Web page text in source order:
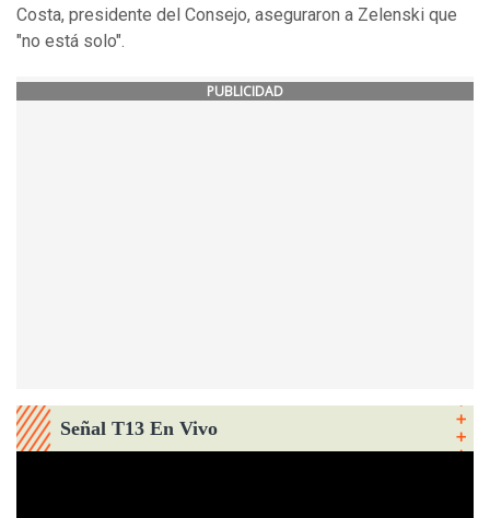
Costa, presidente del Consejo, aseguraron a Zelenski que
"no está solo".
PUBLICIDAD
Señal T13 En Vivo